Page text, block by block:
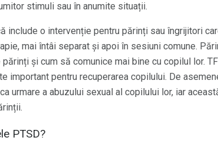
stimuli sau în anumite situații.
include o intervenție pentru părinți sau îngrijitori
mai întâi separat și apoi în sesiuni comune.
și cum să comunice mai bine cu copilul lor.
important pentru recuperarea copilului. De
urmare a abuzului sexual al copilului lor, iar
PTSD?